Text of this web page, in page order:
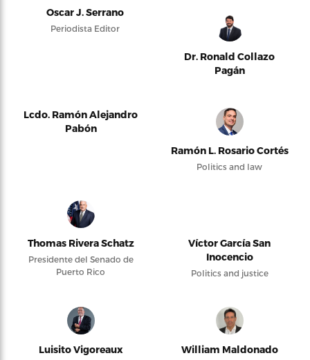
Oscar J. Serrano
Periodista Editor
Dr. Ronald Collazo
Pagán
Lcdo. Ramón Alejandro
Pabón
Ramón L. Rosario Cortés
Politics and law
Thomas Rivera Schatz
Presidente del Senado de
Puerto Rico
Víctor García San
Inocencio
Politics and justice
Luisito Vigoreaux William Maldonado